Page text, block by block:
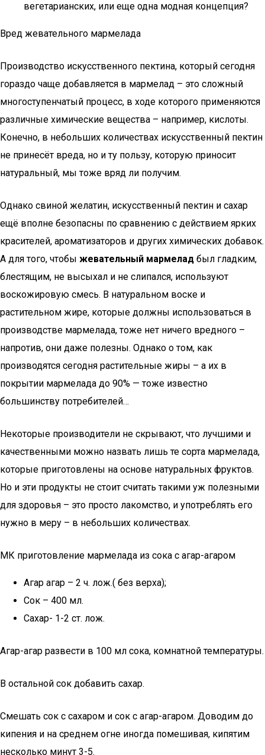
вегетарианских, или еще одна модная концепция?
Вред жевательного мармелада
Производство искусственного пектина, который сегодня
гораздо чаще добавляется в мармелад – это сложный
многоступенчатый процесс, в ходе которого применяются
различные химические вещества – например, кислоты.
Конечно, в небольших количествах искусственный пектин
не принесёт вреда, но и ту пользу, которую приносит
натуральный, мы тоже вряд ли получим.
Однако свиной желатин, искусственный пектин и сахар
ещё вполне безопасны по сравнению с действием ярких
красителей, ароматизаторов и других химических добавок.
А для того, чтобы жевательный мармелад был гладким,
блестящим, не высыхал и не слипался, используют
воскожировую смесь. В натуральном воске и
растительном жире, которые должны использоваться в
производстве мармелада, тоже нет ничего вредного –
напротив, они даже полезны. Однако о том, как
производятся сегодня растительные жиры – а их в
покрытии мармелада до 90% — тоже известно
большинству потребителей…
Некоторые производители не скрывают, что лучшими и
качественными можно назвать лишь те сорта мармелада,
которые приготовлены на основе натуральных фруктов.
Но и эти продукты не стоит считать такими уж полезными
для здоровья – это просто лакомство, и употреблять его
нужно в меру – в небольших количествах.
МК приготовление мармелада из сока с агар-агаром
Агар агар – 2 ч. лож.( без верха);
Сок – 400 мл.
Сахар- 1-2 ст. лож.
Агар-агар развести в 100 мл сока, комнатной температуры.
В остальной сок добавить сахар.
Смешать сок с сахаром и сок с агар-агаром. Доводим до
кипения и на среднем огне иногда помешивая, кипятим
несколько минут 3-5.